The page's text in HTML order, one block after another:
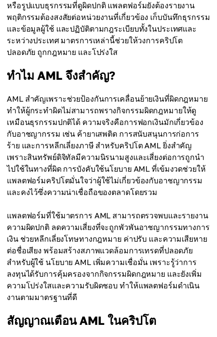
หรือรูปแบบธุรกรรมที่ดูผิดปกติ แพลตฟอร์มยังต้องรายงาน
พฤติกรรมต้องสงสัยต่อหน่วยงานที่เกี่ยวข้อง เก็บบันทึกธุรกรรม
และข้อมูลผู้ใช้ และปฏิบัติตามกฎระเบียบทั้งในประเทศและ
ระหว่างประเทศ มาตรการเหล่านี้ช่วยให้วงการคริปโต
ปลอดภัย ถูกกฎหมาย และโปร่งใส
ทำไม AML จึงสำคัญ?
AML สำคัญเพราะช่วยป้องกันการเคลื่อนย้ายเงินที่ผิดกฎหมาย
ทำให้ผู้กระทำผิดไม่สามารถพรางกิจกรรมผิดกฎหมายให้ดู
เหมือนธุรกรรมปกติได้ ความจริงคือการฟอกเงินมักเกี่ยวข้อง
กับอาชญากรรม เช่น ค้ายาเสพติด การสนับสนุนการก่อการ
ร้าย และการหลีกเลี่ยงภาษี สำหรับคริปโต AML ยิ่งสำคัญ
เพราะสินทรัพย์ดิจิทัลมีความนิรนามสูงและเสี่ยงต่อการถูกนำ
ไปใช้ในทางที่ผิด การบังคับใช้นโยบาย AML ที่เข้มงวดช่วยให้
แพลตฟอร์มคริปโตมั่นใจว่าผู้ใช้ไม่เกี่ยวข้องกับอาชญากรรม
และคงไว้ซึ่งความน่าเชื่อถือของตลาดโดยรวม
แพลตฟอร์มที่ใช้มาตรการ AML สามารถตรวจพบและรายงาน
ความผิดปกติ ลดความเสี่ยงที่จะถูกพัวพันอาชญากรรมทางการ
เงิน ช่วยหลีกเลี่ยงโทษทางกฎหมาย ค่าปรับ และความเสียหาย
ต่อชื่อเสียง พร้อมสร้างสภาพแวดล้อมการเทรดที่ปลอดภัย
สำหรับผู้ใช้ นโยบาย AML เพิ่มความเชื่อมั่น เพราะรู้ว่าการ
ลงทุนได้รับการคุ้มครองจากกิจกรรมผิดกฎหมาย และยังเพิ่ม
ความโปร่งใสและความรับผิดชอบ ทำให้แพลตฟอร์มดำเนิน
งานตามมาตรฐานที่ดี
สัญญาณเตือน AML ในคริปโต